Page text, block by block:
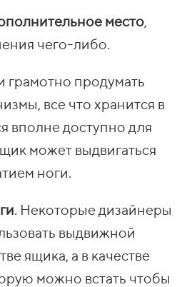
место,
чего-либо.
грамотно продумать
все что хранится в
вполне доступно для
может выдвигаться
ноги.
. Некоторые дизайнеры
выдвижной
ящика, а в качестве
можно встать чтобы